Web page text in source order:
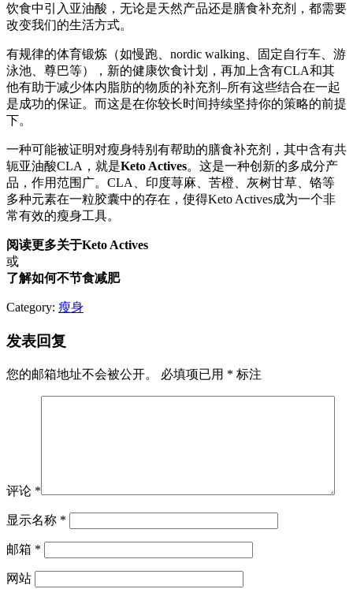
饮食中引入亚油酸，无论是天然产品还是膳食补充剂，都需要
改变我们的生活方式。
有规律的体育锻炼（如慢跑、nordic walking、固定自行车、游
泳池、尊巴等），新的健康饮食计划，再加上含有CLA和其
他有助于减少体内脂肪的物质的补充剂–所有这些结合在一起
是成功的保证。而这是在你较长时间持续坚持你的策略的前提
下。
一种可能被证明对瘦身特别有帮助的膳食补充剂，其中含有共
轭亚油酸CLA，就是Keto Actives。这是一种创新的多成分产
品，作用范围广。CLA、印度荨麻、苦橙、灰树甘草、铬等
多种元素在一粒胶囊中的存在，使得Keto Actives成为一个非
常有效的瘦身工具。
阅读更多关于Keto Actives
或
了解如何不节食减肥
Category: 瘦身
发表回复
您的邮箱地址不会被公开。 必填项已用 * 标注
评论 *
显示名称 *
邮箱 *
网站